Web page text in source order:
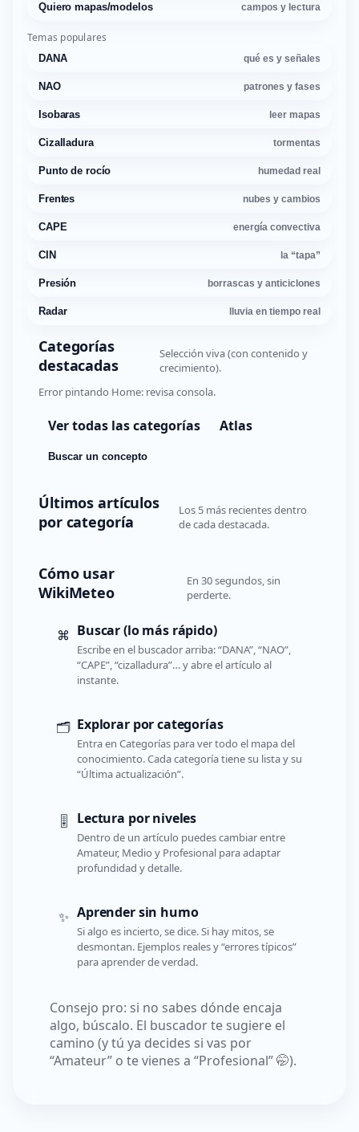
Quiero mapas/modelos campos y lectura
Temas populares
DANA qué es y señales
NAO patrones y fases
Isobaras leer mapas
Cizalladura tormentas
Punto de rocío humedad real
Frentes nubes y cambios
CAPE energía convectiva
CIN la “tapa”
Presión borrascas y anticiclones
Radar lluvia en tiempo real
Categorías
destacadas
Selección viva (con contenido y
crecimiento).
Error pintando Home: revisa consola.
Ver todas las categorías Atlas
Buscar un concepto
Últimos artículos
por categoría
Los 5 más recientes dentro
de cada destacada.
Cómo usar
WikiMeteo
En 30 segundos, sin
perderte.
⌘ Buscar (lo más rápido)
Escribe en el buscador arriba: “DANA”, “NAO”,
“CAPE”, “cizalladura”… y abre el artículo al
instante.
🗂️ Explorar por categorías
Entra en Categorías para ver todo el mapa del
conocimiento. Cada categoría tiene su lista y su
“Última actualización”.
🎚️ Lectura por niveles
Dentro de un artículo puedes cambiar entre
Amateur, Medio y Profesional para adaptar
profundidad y detalle.
✨ Aprender sin humo
Si algo es incierto, se dice. Si hay mitos, se
desmontan. Ejemplos reales y “errores típicos”
para aprender de verdad.
Consejo pro: si no sabes dónde encaja
algo, búscalo. El buscador te sugiere el
camino (y tú ya decides si vas por
“Amateur” o te vienes a “Profesional” 🤭).